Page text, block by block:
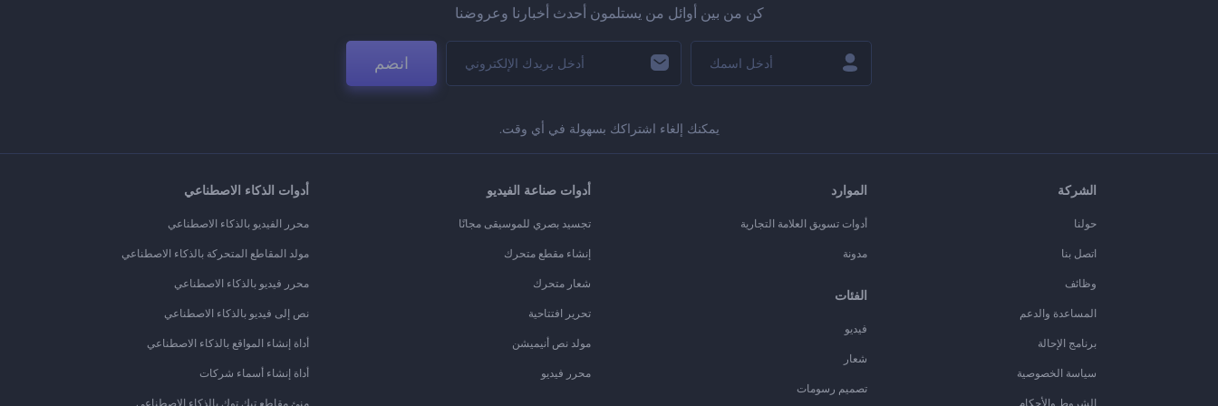
كن من بين أوائل من يستلمون أحدث أخبارنا وعروضنا
انضم
يمكنك إلغاء اشتراكك بسهولة في أي وقت.
الشركة
حولنا
اتصل بنا
وظائف
المساعدة والدعم
برنامج الإحالة
سياسة الخصوصية
الشروط والأحكام
الموارد
أدوات تسويق العلامة التجارية
مدونة
الفئات
فيديو
شعار
تصميم رسومات
أدوات صناعة الفيديو
تجسيد بصري للموسيقى مجانًا
إنشاء مقطع متحرك
شعار متحرك
تحرير افتتاحية
مولد نص أنيميشن
محرر فيديو
أدوات الذكاء الاصطناعي
محرر الفيديو بالذكاء الاصطناعي
مولد المقاطع المتحركة بالذكاء الاصطناعي
محرر فيديو بالذكاء الاصطناعي
نص إلى فيديو بالذكاء الاصطناعي
أداة إنشاء المواقع بالذكاء الاصطناعي
أداة إنشاء أسماء شركات
منئ مقاطع تيك توك بالذكاء الاصطناعي